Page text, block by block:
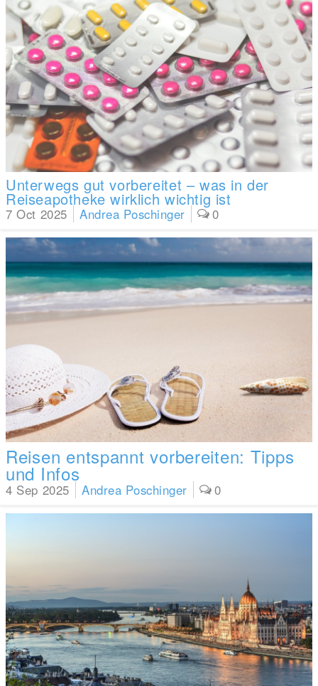
7 Oct 2025 Andrea Poschinger 0
Unterwegs gut vorbereitet – was in der
Reiseapotheke wirklich wichtig ist
4 Sep 2025 Andrea Poschinger 0
Reisen entspannt vorbereiten: Tipps
und Infos